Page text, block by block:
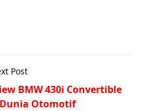
Post
BMW 430i Convertible
Otomotif